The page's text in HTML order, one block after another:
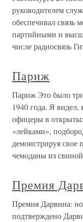
руководителем
обеспечивал связь
партийными и
числе радиосвязь
Париж
Париж Это было
1940 года. Я
офицеры в
«лейками»,
демонстрируя свое
чемоданы из свиной
Премия
Премия Дарвина:
подтверждено